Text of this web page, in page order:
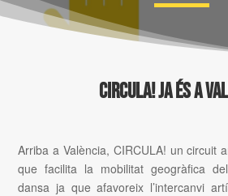
CIRCULA! JA ÉS A
Arriba a València, CIRCULA! un circuit
que facilita la mobilitat geogràfica
dansa ja que afavoreix l’intercanvi